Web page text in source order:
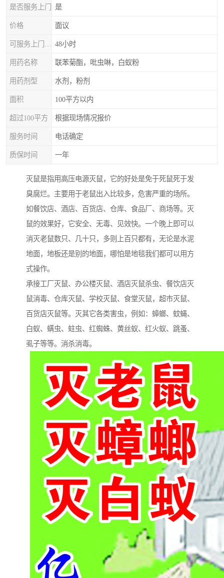
是否服务上门 是
价格 面议
48小时
用药名称 联苯菊酯，吡虫啉，白蚁粉
用药剂型 水剂，粉剂
面积 100平方以内
超过100平方 根据现场情况报价
服务时间 电话确定
质保时间 一年
灭鼠是指用高压电源灭鼠，它的好处是免于死鼠死于发
臭腐烂。主要用于老鼠出入比较多，危害严重的场所。
如餐饮店、酒店、百货店、仓库、食品厂、商场等。灭
鼠的效果好，它安全、无毒、见效快。一个晚上即可以
消灭老鼠数只、几十只，多则上百只都有，无论是水泥
地面，地板还是别的地面，哪怕是地毯我们都可以用方
式操作。
承接工厂灭鼠、办公楼灭鼠、酒店灭鼠杀虫、餐饮店灭
鼠消毒、仓库灭鼠、学校灭鼠、食堂灭鼠，超市灭鼠、
百货店灭鼠等。灭其它各类害虫，例如：蟑螂、蚊蝇、
白蚁、螨虫、蛀虫、红蜘蛛、黄丝蚁、红火蚁、跳蚤、
虱子等等。消杀消毒。